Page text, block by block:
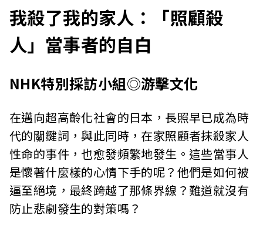
我殺了我的家人：「照顧殺
人」當事者的自白
NHK特別採訪小組◎游擊文化
在邁向超高齡化社會的日本，長照早已成為時
代的關鍵詞，與此同時，在家照顧者抹殺家人
性命的事件，也愈發頻繁地發生。這些當事人
是懷著什麼樣的心情下手的呢？他們是如何被
逼至絕境，最終跨越了那條界線？難道就沒有
防止悲劇發生的對策嗎？